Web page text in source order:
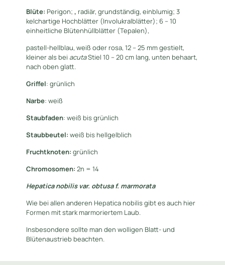
Blüte: Perigon;, radiär, grundständig, einblumig; 3
kelchartige Hochblätter (Involukralblätter); 6 – 10
einheitliche Blütenhüllblätter (Tepalen),
pastell-hellblau, weiß oder rosa, 12 – 25 mm gestielt,
kleiner als bei acutaStiel 10 – 20 cm lang, unten behaart,
nach oben glatt.
Griffel: grünlich
Narbe: weiß
Staubfaden: weiß bis grünlich
Staubbeutel: weiß bis hellgelblich
Fruchtknoten:grünlich
Chromosomen:2n = 14
Hepatica nobilis var. obtusa f. marmorata
Wie bei allen anderen Hepatica nobilis gibt es auch hier
Formen mit stark marmoriertem Laub.
Insbesondere sollte man den wolligen Blatt- und
Blütenaustrieb beachten.